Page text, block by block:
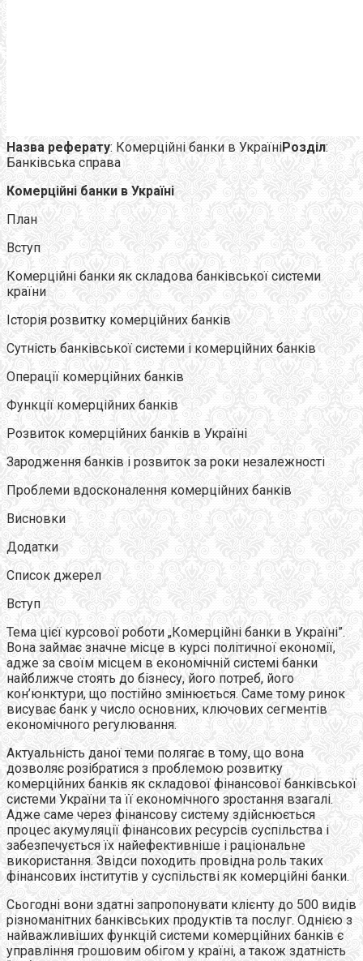
Назва реферату: Комерційнi банки в УкраїніРозділ:
Банківська справа
Комерційнi банки в Україні
План
Вступ
Комерційні банки як складова банківської системи
країни
Історія розвитку комерційних банків
Сутність банківської системи і комерційних банків
Операції комерційних банків
Функції комерційних банків
Розвиток комерційних банків в Україні
Зародження банків і розвиток за роки незалежності
Проблеми вдосконалення комерційних банків
Висновки
Додатки
Список джерел
Вступ
Тема цієї курсової роботи „Комерційні банки в Україні”.
Вона займає значне місце в курсі політичної економії,
адже за своїм місцем в економічній системі банки
найближче стоять до бізнесу, його потреб, його
кон’юнктури, що постійно змінюється. Саме тому ринок
висуває банк у число основних, ключових сегментів
економічного регулювання.
Актуальність даної теми полягає в тому, що вона
дозволяє розібратися з проблемою розвитку
комерційних банків як складової фінансової банківської
системи України та її економічного зростання взагалі.
Адже саме через фінансову систему здійснюється
процес акумуляції фінансових ресурсів суспільства і
забезпечується їх найефективніше і раціональне
використання. Звідси походить провідна роль таких
фінансових інститутів у суспільстві як комерційні банки.
Сьогодні вони здатні запропонувати клієнту до 500 видів
різноманітних банківських продуктів та послуг. Однією з
найважливіших функцій системи комерцiйних банкiв є
управлiння грошовим обiгом у країні, а також здатність